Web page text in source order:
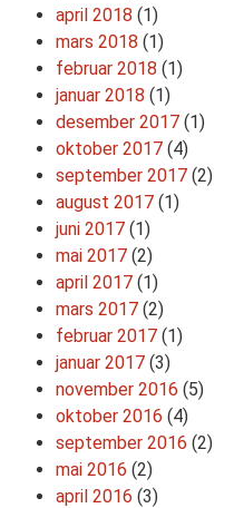
april 2018 (1)
mars 2018 (1)
februar 2018 (1)
januar 2018 (1)
desember 2017 (1)
oktober 2017 (4)
september 2017 (2)
august 2017 (1)
juni 2017 (1)
mai 2017 (2)
april 2017 (1)
mars 2017 (2)
februar 2017 (1)
januar 2017 (3)
november 2016 (5)
oktober 2016 (4)
september 2016 (2)
mai 2016 (2)
april 2016 (3)